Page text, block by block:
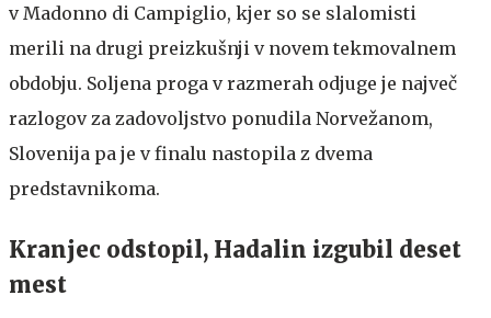
v Madonno di Campiglio, kjer so se slalomisti
merili na drugi preizkušnji v novem tekmovalnem
obdobju. Soljena proga v razmerah odjuge je največ
razlogov za zadovoljstvo ponudila Norvežanom,
Slovenija pa je v finalu nastopila z dvema
predstavnikoma.
Kranjec odstopil, Hadalin izgubil deset
mest